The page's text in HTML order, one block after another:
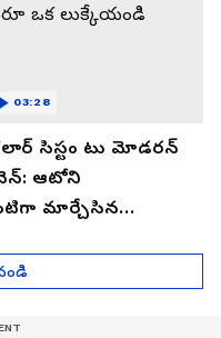
సిస్టం టు మోడరన్
ఆటోని
మార్చేసిన
ఒక లుక్కేయండి
03:28